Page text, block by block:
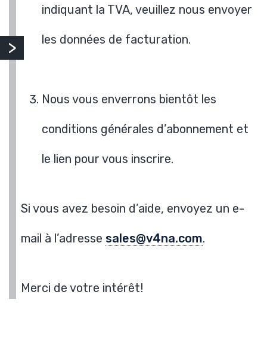
indiquant la TVA, veuillez nous envoyer
les données de facturation.
Nous vous enverrons bientôt les
conditions générales d’abonnement et
le lien pour vous inscrire.
Si vous avez besoin d’aide, envoyez un e-
mail à l’adresse sales@v4na.com.
Merci de votre intérêt!